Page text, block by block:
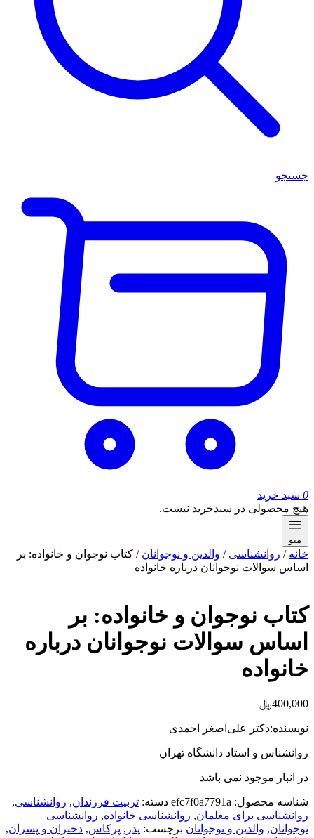
جستجو
0 سبد خرید
هیچ محصولی در سبدخرید نیست.
منو
خانه / روانشناسی / والدین و نوجوانان / کتاب نوجوان و خانواده: بر
اساس سوالات نوجوانان درباره خانواده
کتاب نوجوان و خانواده: بر
اساس سوالات نوجوانان درباره
خانواده
400,000﷼
نویسنده:دکتر علی‌اصغر احمدی
روانشناس و استاد دانشگاه تهران
در انبار موجود نمی باشد
شناسه محصول: efc7f0a7791a دسته: تربیت فرزندان, روانشناسی,
روانشناسی برای معلمان, روانشناسی خانواده, روانشناسی
نوجوانان, والدین و نوجوانان برچسب: پدر , پرکاس, دختران و پسران,